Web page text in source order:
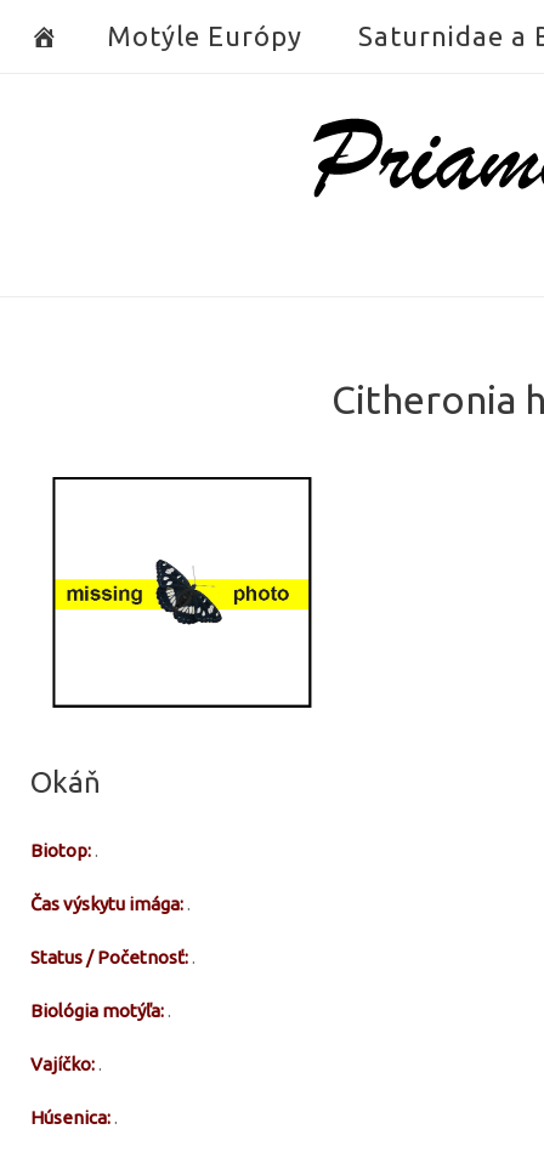
Motýle Európy Saturnidae a
Home
Citheronia
Okáň
Biotop:.
Čas výskytu imága:.
Status / Početnosť:.
Biológia motýľa:.
Vajíčko:.
Húsenica:.